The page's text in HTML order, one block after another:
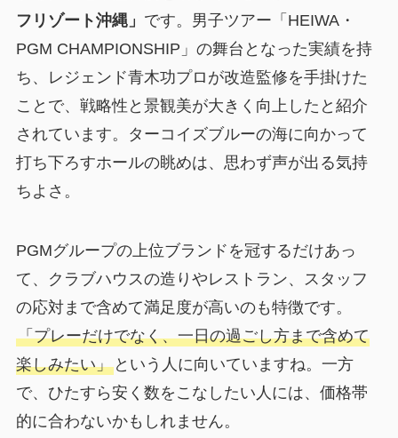
フリゾート沖縄」 です。男子ツアー「HEIWA・
PGM CHAMPIONSHIP」の舞台となった実績を持
ち、レジェンド青木功プロが改造監修を手掛けた
ことで、戦略性と景観美が大きく向上したと紹介
されています。ターコイズブルーの海に向かって
打ち下ろすホールの眺めは、思わず声が出る気持
ちよさ。
PGMグループの上位ブランドを冠するだけあっ
て、クラブハウスの造りやレストラン、スタッフ
の応対まで含めて満足度が高いのも特徴です。
「プレーだけでなく、一日の過ごし方まで含めて
楽しみたい」という人に向いていますね。一方
で、ひたすら安く数をこなしたい人には、価格帯
的に合わないかもしれません。